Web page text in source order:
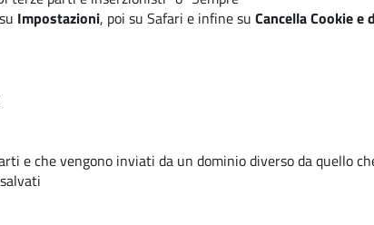
Impostazioni, poi su Safari e infine su Cancella Cookie e
e che vengono inviati da un dominio diverso da quello